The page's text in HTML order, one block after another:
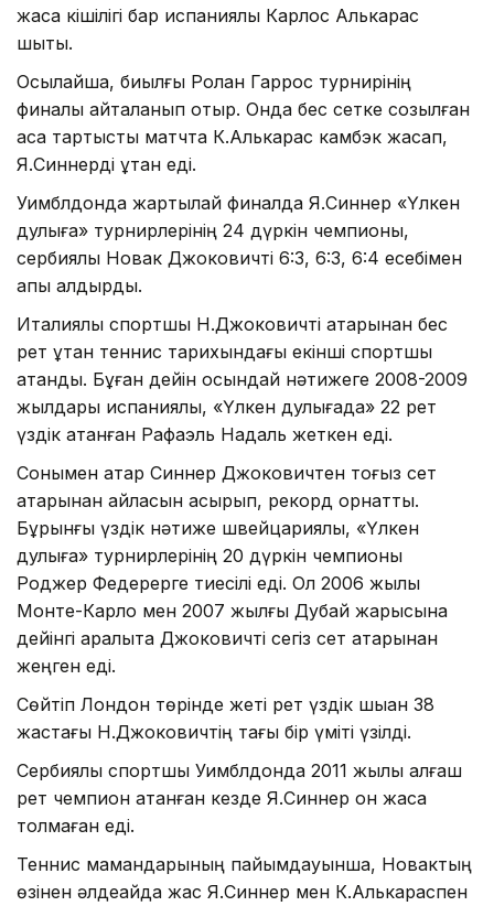
жасқа кішілігі бар испаниялық Карлос Алькарас
шықты.
Осылайша, биылғы Ролан Гаррос турнирінің
финалы қайталанып отыр. Онда бес сетке созылған
аса тартысты матчта К.Алькарас камбэк жасап,
Я.Синнерді ұтқан еді.
Уимблдонда жартылай финалда Я.Синнер «Үлкен
дулыға» турнирлерінің 24 дүркін чемпионы,
сербиялық Новак Джоковичті 6:3, 6:3, 6:4 есебімен
қапы қалдырды.
Италиялық спортшы Н.Джоковичті қатарынан бес
рет ұтқан теннис тарихындағы екінші спортшы
атанды. Бұған дейін осындай нәтижеге 2008-2009
жылдары испаниялық, «Үлкен дулығада» 22 рет
үздік атанған Рафаэль Надаль жеткен еді.
Сонымен қатар Синнер Джоковичтен тоғыз сет
қатарынан айласын асырып, рекорд орнатты.
Бұрынғы үздік нәтиже швейцариялық, «Үлкен
дулыға» турнирлерінің 20 дүркін чемпионы
Роджер Федерерге тиесілі еді. Ол 2006 жылы
Монте-Карло мен 2007 жылғы Дубай жарысына
дейінгі аралықта Джоковичті сегіз сет қатарынан
жеңген еді.
Сөйтіп Лондон төрінде жеті рет үздік шыққан 38
жастағы Н.Джоковичтің тағы бір үміті үзілді.
Сербиялық спортшы Уимблдонда 2011 жылы алғаш
рет чемпион атанған кезде Я.Синнер он жасқа
толмаған еді.
Теннис мамандарының пайымдауынша, Новактың
өзінен әлдеқайда жас Я.Синнер мен К.Алькараспен